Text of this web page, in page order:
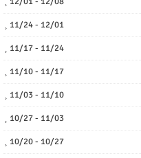
11/24 - 12/01
11/17 - 11/24
11/10 - 11/17
11/03 - 11/10
10/27 - 11/03
10/20 - 10/27